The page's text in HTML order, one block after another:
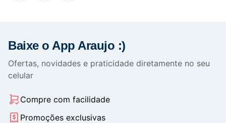
Baixe o App Araujo :)
Ofertas, novidades e praticidade diretamente no seu
celular
Compre com facilidade
Promoções exclusivas